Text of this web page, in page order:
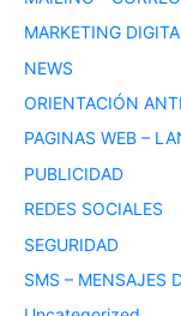
MARKETING
NEWS
ORIENTACIÓN
PAGINAS WEB –
PUBLICIDAD
REDES SOCIALES
SEGURIDAD
SMS – MENSAJES